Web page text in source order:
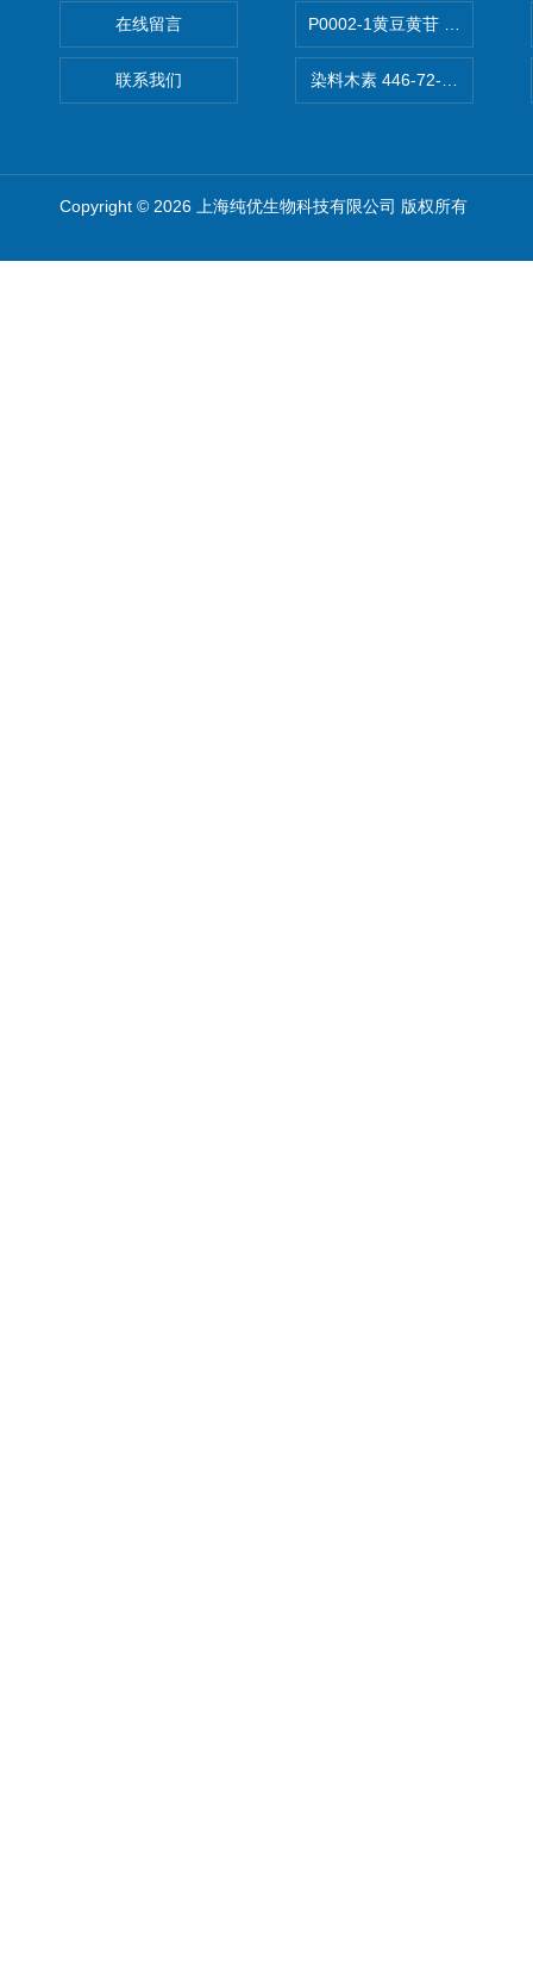
在线留言
联系我们
P0002-1黄豆黄苷 40246-10-
染料木素 446-72-0
Copyright © 2026 上海纯优生物科技有限公司 版权所有